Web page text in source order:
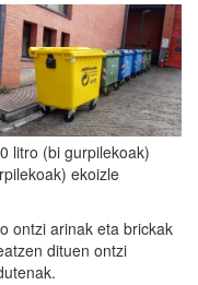
litro (bi gurpilekoak)
ekoizle
ontzi arinak eta brickak
dituen ontzi